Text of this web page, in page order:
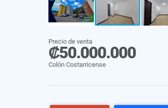
Precio de venta
₡50.000.000
Colón Costarricense